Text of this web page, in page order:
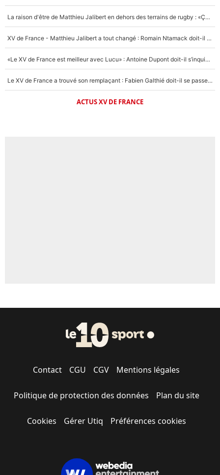
La raison d'être de Matthieu Jalibert en dehors des terrains de rugby : «Ça m'atteint autant que si tu touches à un membre de ma famille»
XV de France - Matthieu Jalibert a tout changé : Romain Ntamack doit-il s’inquiéter pour sa place à un an de la Coupe du monde ?
«Le XV de France est meilleur avec Lucu» : Antoine Dupont doit-il s’inquiéter pour sa place ?
Le XV de France a trouvé son remplaçant : Fabien Galthié doit-il se passer d'Antoine Dupont ?
ACTUS XV DE FRANCE
Contact CGU CGV Mentions légales
Politique de protection des données Plan du site
Cookies Gérer Utiq Préférences cookies